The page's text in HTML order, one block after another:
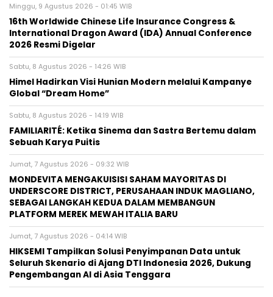
Minggu, 9 Agustus 2026 - 01:45 WIB
16th Worldwide Chinese Life Insurance Congress &
International Dragon Award (IDA) Annual Conference
2026 Resmi Digelar
Sabtu, 8 Agustus 2026 - 14:26 WIB
Himel Hadirkan Visi Hunian Modern melalui Kampanye
Global “Dream Home”
Sabtu, 8 Agustus 2026 - 14:19 WIB
FAMILIARITÉ: Ketika Sinema dan Sastra Bertemu dalam
Sebuah Karya Puitis
Jumat, 7 Agustus 2026 - 09:32 WIB
MONDEVITA MENGAKUISISI SAHAM MAYORITAS DI
UNDERSCORE DISTRICT, PERUSAHAAN INDUK MAGLIANO,
SEBAGAI LANGKAH KEDUA DALAM MEMBANGUN
PLATFORM MEREK MEWAH ITALIA BARU
Jumat, 7 Agustus 2026 - 04:14 WIB
HIKSEMI Tampilkan Solusi Penyimpanan Data untuk
Seluruh Skenario di Ajang DTI Indonesia 2026, Dukung
Pengembangan AI di Asia Tenggara